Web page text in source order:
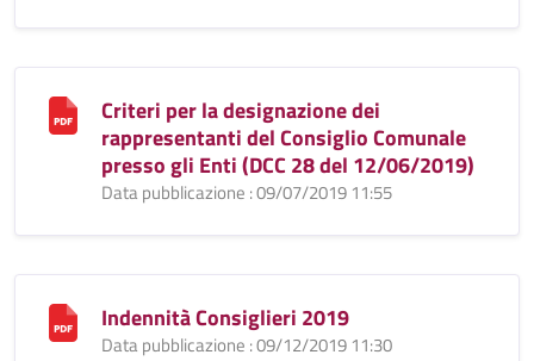
Criteri per la designazione dei
rappresentanti del Consiglio Comunale
presso gli Enti (DCC 28 del 12/06/2019)
Data pubblicazione : 09/07/2019 11:55
Indennità Consiglieri 2019
Data pubblicazione : 09/12/2019 11:30